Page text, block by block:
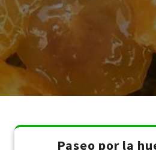
Paseo por la